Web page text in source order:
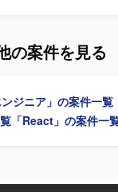
やテンプレートエンジ
ドとの連携部分の実
す。チームメンバー
を取りながら開発を
にも触れられる環境
の案件を見る
ンジニア」の案件一覧
「React」の案件一